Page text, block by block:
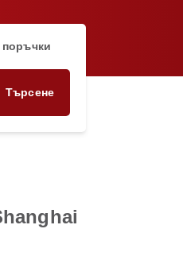
поръчки
Търсене